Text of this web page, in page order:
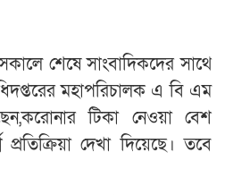
শেষে সাংবাদিকদের সাথে
মহাপরিচালক এ বি এম
টিকা নেওয়া বেশ
দেখা দিয়েছে। তবে